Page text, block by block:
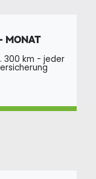
MONAT
300 km - jeder